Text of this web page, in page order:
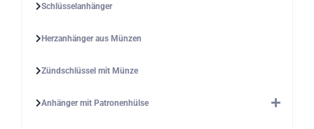
Schlüsselanhänger
Herzanhänger aus Münzen
Zündschlüssel mit Münze
Anhänger mit Patronenhülse